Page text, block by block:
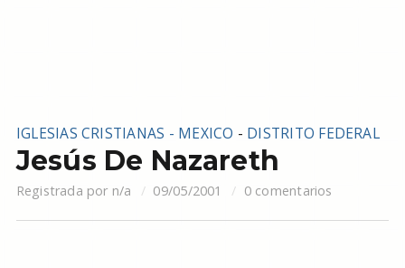
IGLESIAS CRISTIANAS - MEXICO - DISTRITO FEDERAL
Jesús De Nazareth
Registrada por n/a 09/05/2001 0 comentarios